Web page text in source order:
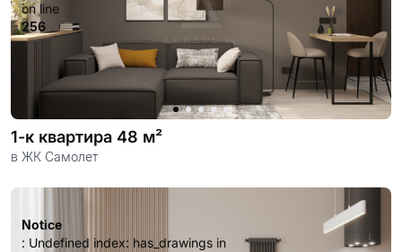
on line
256
1-к квартира 48 м²
в ЖК Самолет
Notice
: Undefined index: has_drawings in